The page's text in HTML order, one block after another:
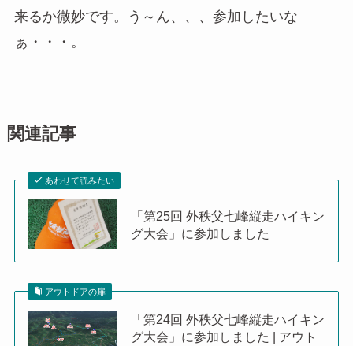
来るか微妙です。う～ん、、、参加したいな
ぁ・・・。
関連記事
あわせて読みたい
「第25回 外秩父七峰縦走ハイキン
グ大会」に参加しました
アウトドアの扉
「第24回 外秩父七峰縦走ハイキン
グ大会」に参加しました | アウト